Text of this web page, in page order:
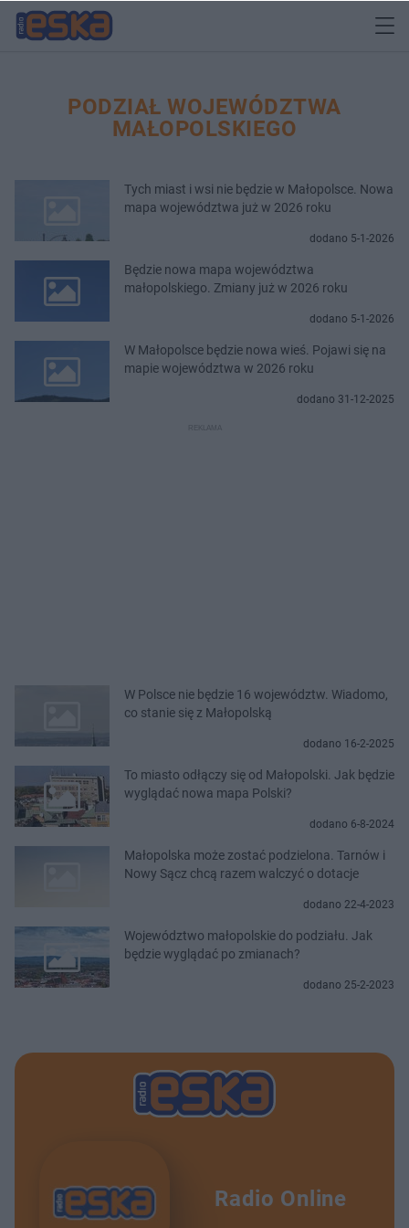
PODZIAŁ WOJEWÓDZTWA
MAŁOPOLSKIEGO
Tych miast i wsi nie będzie w Małopolsce. Nowa
mapa województwa już w 2026 roku
dodano 5-1-2026
Będzie nowa mapa województwa
małopolskiego. Zmiany już w 2026 roku
dodano 5-1-2026
W Małopolsce będzie nowa wieś. Pojawi się na
mapie województwa w 2026 roku
dodano 31-12-2025
W Polsce nie będzie 16 województw. Wiadomo,
co stanie się z Małopolską
dodano 16-2-2025
To miasto odłączy się od Małopolski. Jak będzie
wyglądać nowa mapa Polski?
dodano 6-8-2024
Małopolska może zostać podzielona. Tarnów i
Nowy Sącz chcą razem walczyć o dotacje
dodano 22-4-2023
Województwo małopolskie do podziału. Jak
będzie wyglądać po zmianach?
dodano 25-2-2023
Radio Online